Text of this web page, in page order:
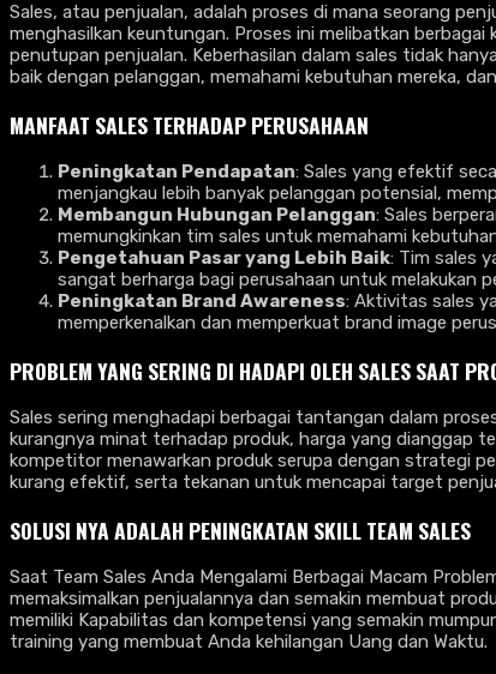
Sales, atau penjualan, adalah proses di mana seorang
menghasilkan keuntungan. Proses ini melibatkan
penutupan penjualan. Keberhasilan dalam sales tidak
baik dengan pelanggan, memahami kebutuhan mereka,
MANFAAT SALES TERHADAP PERUSAHAAN
Peningkatan Pendapatan: Sales yang efektif
menjangkau lebih banyak pelanggan potensial,
Membangun Hubungan Pelanggan: Sales
memungkinkan tim sales untuk memahami
Pengetahuan Pasar yang Lebih Baik: Tim sales
sangat berharga bagi perusahaan untuk melakukan
Peningkatan Brand Awareness: Aktivitas sales
memperkenalkan dan memperkuat brand image
PROBLEM YANG SERING DI HADAPI OLEH SALES SAAT
Sales sering menghadapi berbagai tantangan dalam
kurangnya minat terhadap produk, harga yang dianggap
kompetitor menawarkan produk serupa dengan strategi
kurang efektif, serta tekanan untuk mencapai target
SOLUSI NYA ADALAH PENINGKATAN SKILL TEAM SALES
Saat Team Sales Anda Mengalami Berbagai Macam
memaksimalkan penjualannya dan semakin membuat
memiliki Kapabilitas dan kompetensi yang semakin
training yang membuat Anda kehilangan Uang dan Waktu.